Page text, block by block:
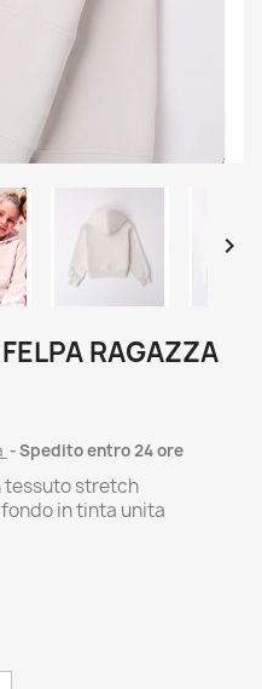

RAGAZZA
Spedito entro 24 ore
tessuto stretch
in tinta unita